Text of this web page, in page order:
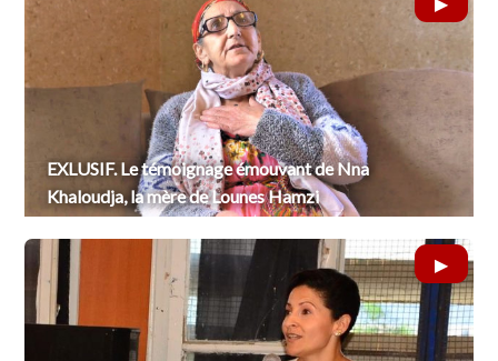
EXLUSIF. Le témoignage émouvant de Nna
Khaloudja, la mère de Lounes Hamzi